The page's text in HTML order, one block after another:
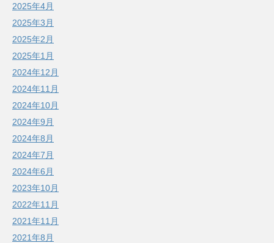
2025年4月
2025年3月
2025年2月
2025年1月
2024年12月
2024年11月
2024年10月
2024年9月
2024年8月
2024年7月
2024年6月
2023年10月
2022年11月
2021年11月
2021年8月